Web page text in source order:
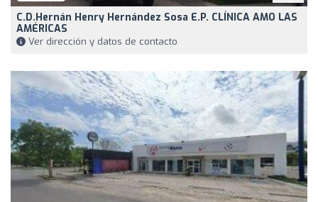
C.D.Hernán Henry Hernández Sosa E.P. CLÍNICA AMO LAS
AMÉRICAS
Ver dirección y datos de contacto